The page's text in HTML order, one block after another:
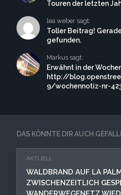
DAS KÖNNTE DIR AUCH
AKTUELL
WALDBRAND AUF LA
ZWISCHENZEITLICH
Touren der letzten
lea weber sagt:
Toller Beitrag!
gefunden.
Markus sagt:
Erwähnt in der
http://
9/wochennotiz-nr-